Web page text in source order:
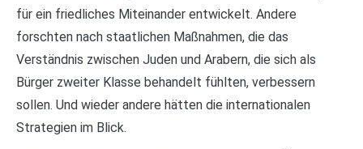
für ein friedliches Miteinander entwickelt. Andere
forschten nach staatlichen Maßnahmen, die das
Verständnis zwischen Juden und Arabern, die sich als
Bürger zweiter Klasse behandelt fühlten, verbessern
sollen. Und wieder andere hätten die internationalen
Strategien im Blick.